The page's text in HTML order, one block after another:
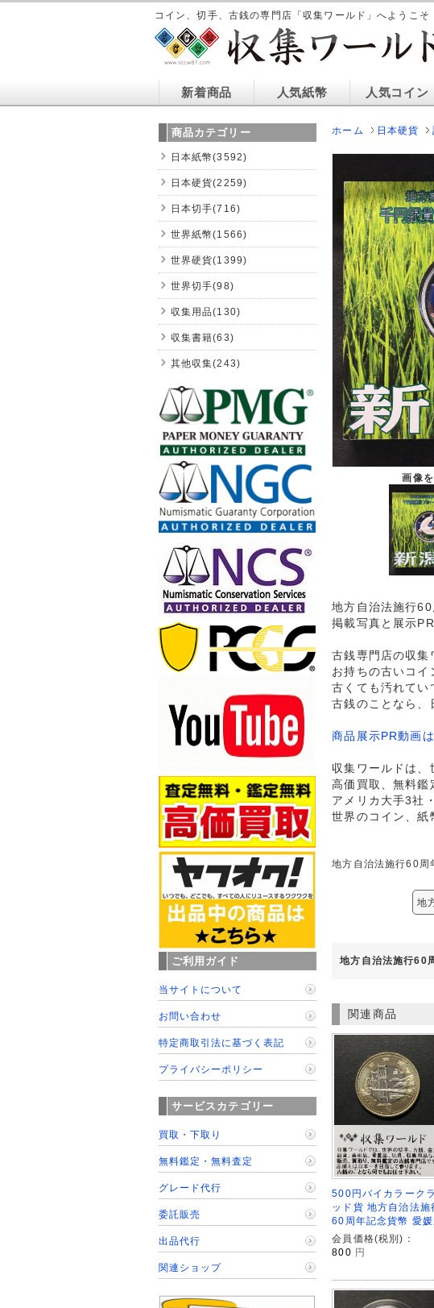
コイン、切手、古銭の専門店「収集ワールド」へようこそ
新着商品 人気紙幣 人気コイン
ホーム 日本硬貨
画像
地方自治法施行
掲載写真と展示
古銭専門店の収集
お持ちの古いコイ
古くても汚れてい
古銭のことなら、
商品展示PR動画
収集ワールドは、
高価買取、無料鑑
アメリカ大手3社
世界のコイン、紙
地方自治法施行60周
地
地方自治法施行60
関連商品
500円バイカラークラ
ッド貨 地方自治法施
60周年記念貨幣 愛媛
会員価格(税別)：
800 円
商品カテゴリー
日本紙幣(3592)
日本硬貨(2259)
日本切手(716)
世界紙幣(1566)
世界硬貨(1399)
世界切手(98)
収集用品(130)
収集書籍(63)
其他収集(243)
ご利用ガイド
当サイトについて
お問い合わせ
特定商取引法に基づく表記
プライバシーポリシー
サービスカテゴリー
買取・下取り
無料鑑定・無料査定
グレード代行
委託販売
出品代行
関連ショップ